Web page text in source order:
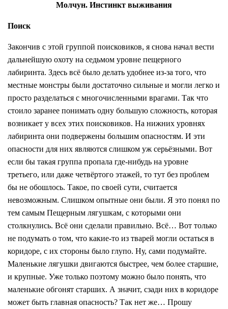
Молчун. Инстинкт выживания
Поиск
Закончив с этой группой поисковиков, я снова начал вести
дальнейшую охоту на седьмом уровне пещерного
лабиринта. Здесь всё было делать удобнее из-за того, что
местные монстры были достаточно сильные и могли легко и
просто разделаться с многочисленными врагами. Так что
стоило заранее понимать одну большую сложность, которая
возникает у всех этих поисковиков. На нижних уровнях
лабиринта они подвержены большим опасностям. И эти
опасности для них являются слишком уж серьёзными. Вот
если бы такая группа пропала где-нибудь на уровне
третьего, или даже четвёртого этажей, то тут без проблем
бы не обошлось. Такое, по своей сути, считается
невозможным. Слишком опытные они были. Я это понял по
тем самым Пещерным лягушкам, с которыми они
столкнулись. Всё они сделали правильно. Всё… Вот только
не подумать о том, что какие-то из тварей могли остаться в
коридоре, с их стороны было глупо. Ну, сами подумайте.
Маленькие лягушки двигаются быстрее, чем более старшие,
и крупные. Уже только поэтому можно было понять, что
маленькие обгонят старших. А значит, сзади них в коридоре
может быть главная опасность? Так нет же… Прошу